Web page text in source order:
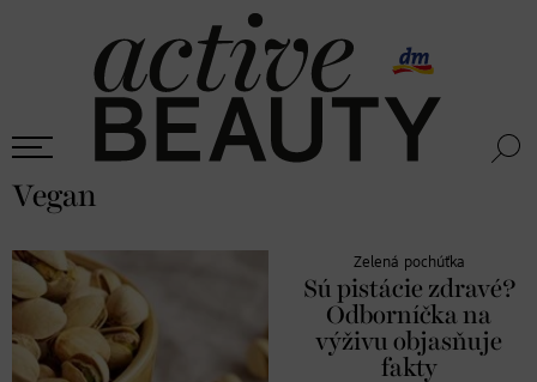
Vegan
Zelená pochúťka
Sú pistácie zdravé?
Odborníčka na
výživu objasňuje
fakty